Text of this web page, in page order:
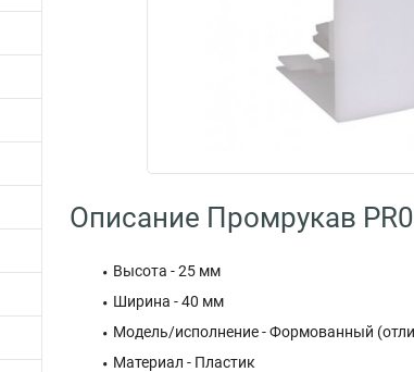
Описание Промрукав
Высота - 25 мм
Ширина - 40 мм
Модель/исполнение - Формованный
Материал - Пластик